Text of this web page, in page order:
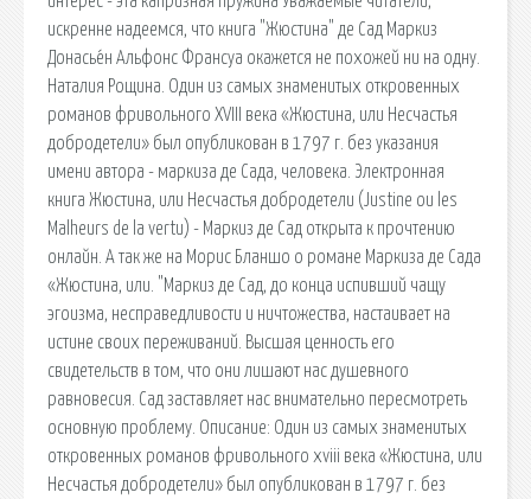
искренне надеемся, что книга "Жюстина" де Сад Маркиз
Донасье́н Альфонс Франсуа окажется не похожей ни на одну.
Наталия Рощина. Один из самых знаменитых откровенных
романов фривольного XVIII века «Жюстина, или Несчастья
добродетели» был опубликован в 1797 г. без указания
имени автора - маркиза де Сада, человека. Электронная
книга Жюстина, или Несчастья добродетели (Justine ou les
Malheurs de la vertu) - Маркиз де Сад открыта к прочтению
онлайн. А так же на Морис Бланшо о романе Маркиза де Сада
«Жюстина, или. "Маркиз де Сад, до конца испивший чащу
эгоизма, несправедливости и ничтожества, настаивает на
истине своих переживаний. Высшая ценность его
свидетельств в том, что они лишают нас душевного
равновесия. Сад заставляет нас внимательно пересмотреть
основную проблему. Описание: Один из самых знаменитых
откровенных романов фривольного xviii века «Жюстина, или
Несчастья добродетели» был опубликован в 1797 г. без